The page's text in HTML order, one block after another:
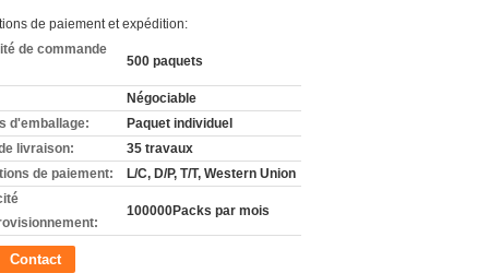
de paiement et expédition:
de commande
500 paquets
Négociable
d'emballage:
Paquet individuel
livraison:
35 travaux
de paiement:
L/C, D/P, T/T, Western Union
100000Packs par mois
Contact